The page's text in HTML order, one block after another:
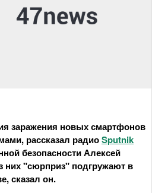
заражения новых смартфонов
рассказал радиоSputnik
безопасности Алексей
них "сюрприз" подгружают в
сказал он.